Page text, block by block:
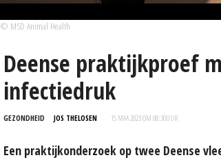
© MSD Animal Health
Deense praktijkproef
infectiedruk
GEZONDHEID JOS THELOSEN 15 MAA 2023 OM 08:30UUR
Een praktijkonderzoek op twee Deense